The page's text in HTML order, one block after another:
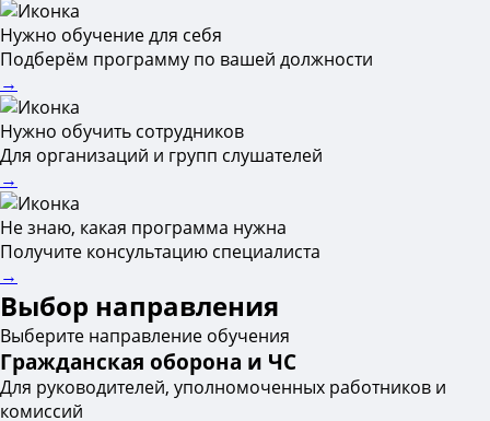
Нужно обучение для себя
Подберём программу по вашей должности
→
Нужно обучить сотрудников
Для организаций и групп слушателей
→
Не знаю, какая программа нужна
Получите консультацию специалиста
→
Выбор направления
Выберите направление обучения
Гражданская оборона и ЧС
Для руководителей, уполномоченных работников и
комиссий